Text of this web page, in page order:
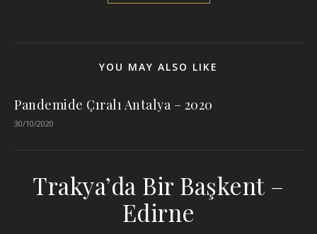
YOU MAY ALSO LIKE
Pandemide Çıralı Antalya – 2020
30/10/2020
Trakya’da Bir Başkent –
Edirne